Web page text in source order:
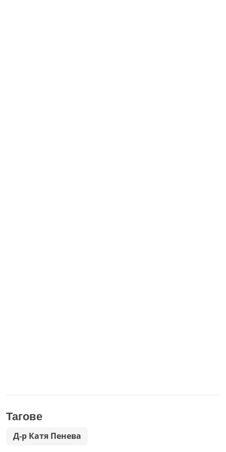
Тагове
Д-р Катя Пенева